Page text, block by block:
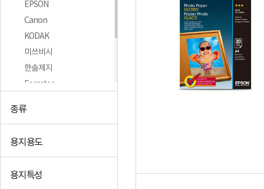
EPSON
Canon
KODAK
미쓰비시
한솔제지
Formtec
잉크미디어
종류
용지용도
용지특성